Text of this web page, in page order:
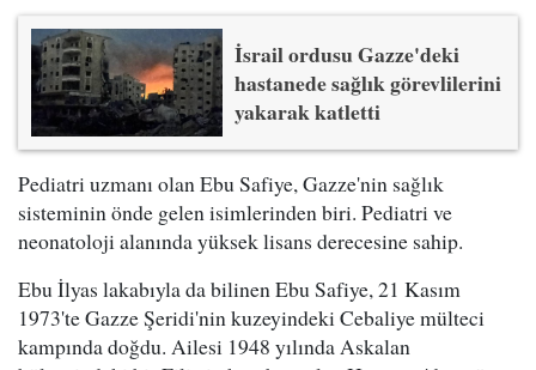
İsrail ordusu Gazze'deki
hastanede sağlık görevlilerini
yakarak katletti
Pediatri uzmanı olan Ebu Safiye, Gazze'nin sağlık
sisteminin önde gelen isimlerinden biri. Pediatri ve
neonatoloji alanında yüksek lisans derecesine sahip.
Ebu İlyas lakabıyla da bilinen Ebu Safiye, 21 Kasım
1973'te Gazze Şeridi'nin kuzeyindeki Cebaliye mülteci
kampında doğdu. Ailesi 1948 yılında Askalan